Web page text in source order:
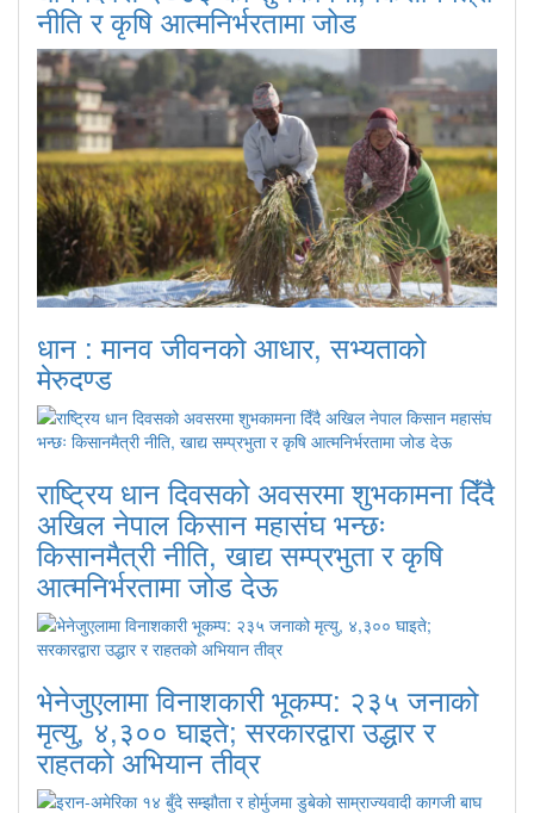
नीति र कृषि आत्मनिर्भरतामा जोड
धान : मानव जीवनको आधार, सभ्यताको
मेरुदण्ड
राष्ट्रिय धान दिवसको अवसरमा शुभकामना दिँदै
अखिल नेपाल किसान महासंघ भन्छः
किसानमैत्री नीति, खाद्य सम्प्रभुता र कृषि
आत्मनिर्भरतामा जोड देऊ
भेनेजुएलामा विनाशकारी भूकम्प: २३५ जनाको
मृत्यु, ४,३०० घाइते; सरकारद्वारा उद्धार र
राहतको अभियान तीव्र